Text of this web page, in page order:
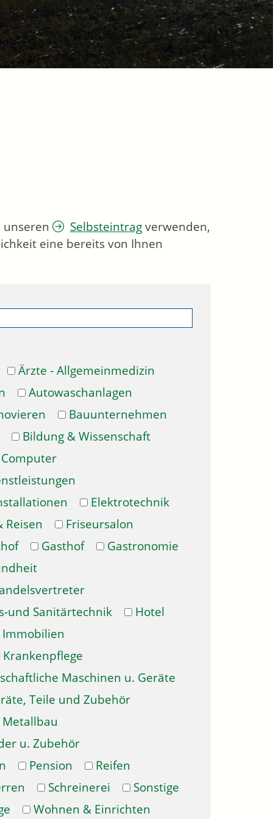
unseren Selbsteintragverwenden,
eine bereits von Ihnen
Ärzte - Allgemeinmedizin
Autowaschanlagen
Bauunternehmen
Bildung & Wissenschaft
Computer
Elektrotechnik
Reisen
Friseursalon
Gasthof
Gastronomie
und Sanitärtechnik
Hotel
Immobilien
Krankenpflege
Maschinen u. Geräte
Teile und Zubehör
Metallbau
u. Zubehör
Pension
Reifen
Schreinerei
Sonstige
Wohnen & Einrichten